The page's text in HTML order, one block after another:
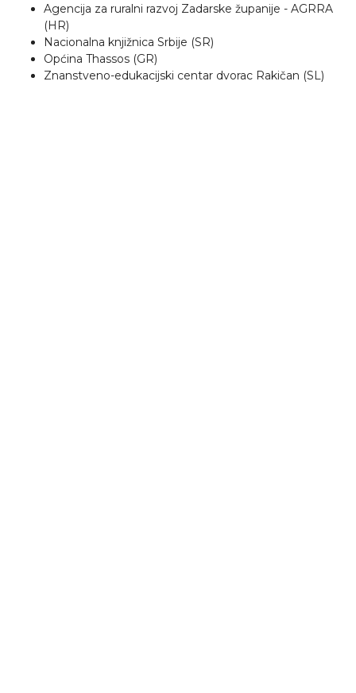
Agencija za ruralni razvoj Zadarske županije - AGRRA
(HR)
Nacionalna knjižnica Srbije (SR)
Općina Thassos (GR)
Znanstveno-edukacijski centar dvorac Rakičan (SL)